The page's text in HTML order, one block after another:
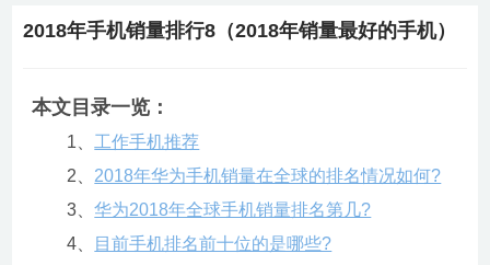
2018年手机销量排行8（2018年销量最好的手机）
本文目录一览：
1、 工作手机推荐
2、 2018年华为手机销量在全球的排名情况如何?
3、华为2018年全球手机销量排名第几?
4、
目前手机排名前十位的是哪些?